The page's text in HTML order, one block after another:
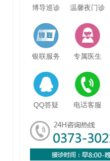
博导巡诊 温馨夜门诊
银联服务 专属医生
QQ答疑 电话客服